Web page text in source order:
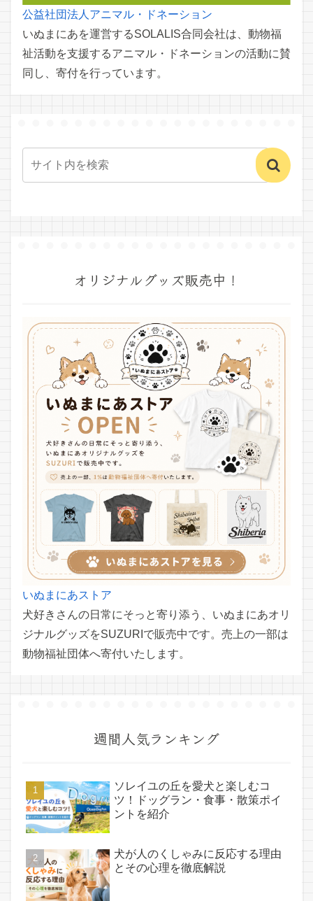
公益社団法人アニマル・ドネーション
いぬまにあを運営するSOLALIS合同会社は、動物福
祉活動を支援するアニマル・ドネーションの活動に賛
同し、寄付を行っています。
オリジナルグッズ販売中！
いぬまにあストア
犬好きさんの日常にそっと寄り添う、いぬまにあオリ
ジナルグッズをSUZURIで販売中です。売上の一部は
動物福祉団体へ寄付いたします。
週間人気ランキング
ソレイユの丘を愛犬と楽しむコ
ツ！ドッグラン・食事・散策ポイ
ントを紹介
犬が人のくしゃみに反応する理由
とその心理を徹底解説